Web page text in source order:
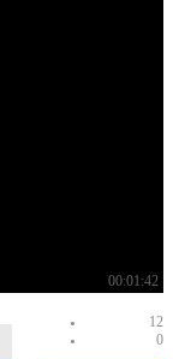
00:01:42
12
0